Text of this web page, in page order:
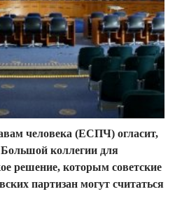
человека (ЕСПЧ) огласит,
Большой коллегии для
решение, которым советские
партизан могут считаться